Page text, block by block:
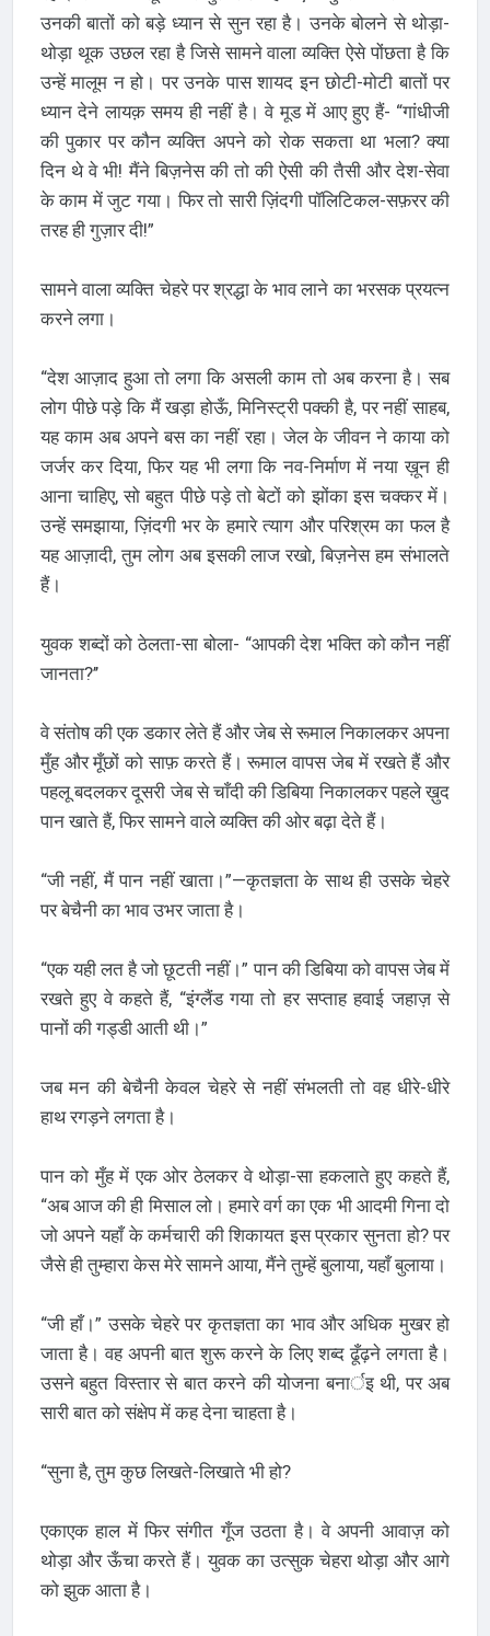
उनकी बातों को बड़े ध्यान से सुन रहा है। उनके बोलने से थोड़ा-
थोड़ा थूक उछल रहा है जिसे सामने वाला व्यक्ति ऐसे पोंछता है कि
उन्हें मालूम न हो। पर उनके पास शायद इन छोटी-मोटी बातों पर
ध्यान देने लायक़ समय ही नहीं है। वे मूड में आए हुए हैं- “गांधीजी
की पुकार पर कौन व्यक्ति अपने को रोक सकता था भला? क्या
दिन थे वे भी! मैंने बिज़नेस की तो की ऐसी की तैसी और देश-सेवा
के काम में जुट गया। फिर तो सारी ज़िंदगी पॉलिटिकल-सफ़रर की
तरह ही गुज़ार दी!”
सामने वाला व्यक्ति चेहरे पर श्रद्धा के भाव लाने का भरसक प्रयत्न
करने लगा।
“देश आज़ाद हुआ तो लगा कि असली काम तो अब करना है। सब
लोग पीछे पड़े कि मैं खड़ा होऊँ, मिनिस्ट्री पक्की है, पर नहीं साहब,
यह काम अब अपने बस का नहीं रहा। जेल के जीवन ने काया को
जर्जर कर दिया, फिर यह भी लगा कि नव-निर्माण में नया ख़ून ही
आना चाहिए, सो बहुत पीछे पड़े तो बेटों को झोंका इस चक्कर में।
उन्हें समझाया, ज़िंदगी भर के हमारे त्याग और परिश्रम का फल है
यह आज़ादी, तुम लोग अब इसकी लाज रखो, बिज़नेस हम संभालते
हैं।
युवक शब्दों को ठेलता-सा बोला- “आपकी देश भक्ति को कौन नहीं
जानता?’’
वे संतोष की एक डकार लेते हैं और जेब से रूमाल निकालकर अपना
मुँह और मूँछों को साफ़ करते हैं। रूमाल वापस जेब में रखते हैं और
पहलू बदलकर दूसरी जेब से चाँदी की डिबिया निकालकर पहले ख़ुद
पान खाते हैं, फिर सामने वाले व्यक्ति की ओर बढ़ा देते हैं।
“जी नहीं, मैं पान नहीं खाता।”—कृतज्ञता के साथ ही उसके चेहरे
पर बेचैनी का भाव उभर जाता है।
“एक यही लत है जो छूटती नहीं।” पान की डिबिया को वापस जेब में
रखते हुए वे कहते हैं, “इंग्लैंड गया तो हर सप्ताह हवाई जहाज़ से
पानों की गड्डी आती थी।”
जब मन की बेचैनी केवल चेहरे से नहीं संभलती तो वह धीरे-धीरे
हाथ रगड़ने लगता है।
पान को मुँह में एक ओर ठेलकर वे थोड़ा-सा हकलाते हुए कहते हैं,
“अब आज की ही मिसाल लो। हमारे वर्ग का एक भी आदमी गिना दो
जो अपने यहाँ के कर्मचारी की शिकायत इस प्रकार सुनता हो? पर
जैसे ही तुम्हारा केस मेरे सामने आया, मैंने तुम्हें बुलाया, यहाँ बुलाया।
“जी हाँ।” उसके चेहरे पर कृतज्ञता का भाव और अधिक मुखर हो
जाता है। वह अपनी बात शुरू करने के लिए शब्द ढूँढ़ने लगता है।
उसने बहुत विस्तार से बात करने की योजना बनार्इ थी, पर अब
सारी बात को संक्षेप में कह देना चाहता है।
“सुना है, तुम कुछ लिखते-लिखाते भी हो?
एकाएक हाल में फिर संगीत गूँज उठता है। वे अपनी आवाज़ को
थोड़ा और ऊँचा करते हैं। युवक का उत्सुक चेहरा थोड़ा और आगे
को झुक आता है।